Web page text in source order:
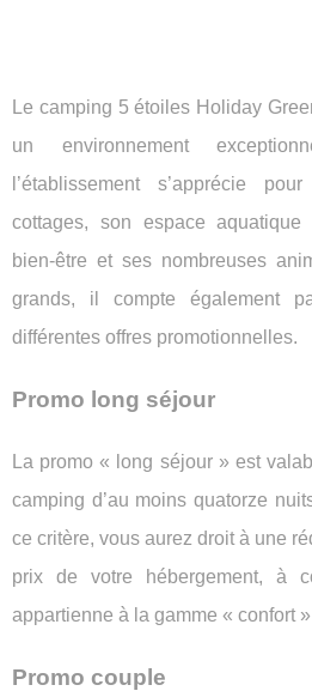
Le camping 5 étoiles Holiday
un environnement
l’établissement s’apprécie
cottages, son espace
bien-être et ses nombreuses
grands, il compte également
différentes offres promotionnelles.
Promo long séjour
La promo « long séjour » est
camping d’au moins quatorze
ce critère, vous aurez droit à une
prix de votre hébergement, à
appartienne à la gamme « confort
Promo couple